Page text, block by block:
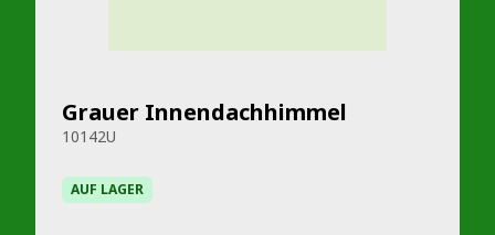
Grauer Innendachhimmel
10142U
AUF LAGER